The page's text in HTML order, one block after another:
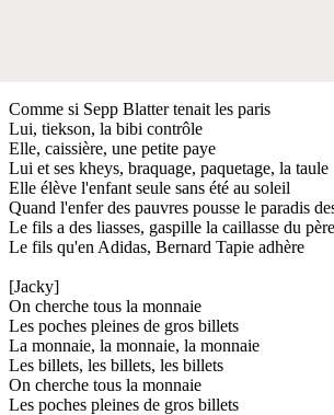
Comme si Sepp Blatter tenait les paris
Lui, tiekson, la bibi contrôle
Elle, caissière, une petite paye
Lui et ses kheys, braquage, paquetage, la taule
Elle élève l'enfant seule sans été au soleil
Quand l'enfer des pauvres pousse le paradis
Le fils a des liasses, gaspille la caillasse du père
Le fils qu'en Adidas, Bernard Tapie adhère
[Jacky]
On cherche tous la monnaie
Les poches pleines de gros billets
La monnaie, la monnaie, la monnaie
Les billets, les billets, les billets
On cherche tous la monnaie
Les poches pleines de gros billets